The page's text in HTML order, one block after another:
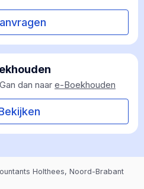
dan naar e-Boekhouden
Holthees, Noord-Brabant